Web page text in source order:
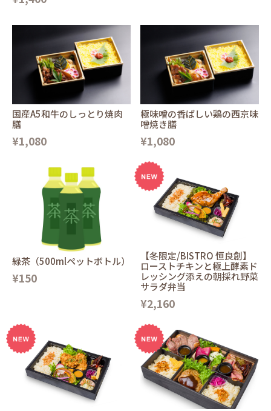
国産A5和牛のしっとり焼肉
膳
¥1,080
極味噌の香ばしい鶏の西京味
噌焼き膳
¥1,080
緑茶（500mlペットボトル）
¥150
【冬限定/BISTRO 恒良創】
ローストチキンと極上酵素ド
レッシング添えの朝採れ野菜
サラダ弁当
¥2,160